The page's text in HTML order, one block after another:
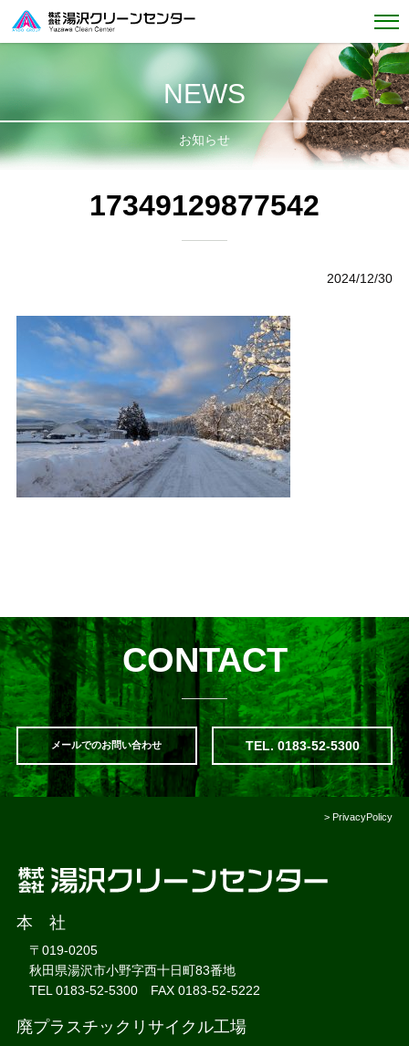
NEWS
お知らせ
17349129877542
2024/12/30
CONTACT
メールでのお問い合わせ TEL. 0183-52-5300
>PrivacyPolicy
本 社
〒019-0205
秋田県湯沢市小野字西十日町83番地
TEL 0183-52-5300 FAX 0183-52-5222
廃プラスチックリサイクル工場